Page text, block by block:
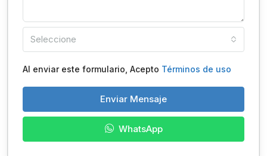
Seleccione
Al enviar este formulario, Acepto Términos de uso
Enviar Mensaje
WhatsApp